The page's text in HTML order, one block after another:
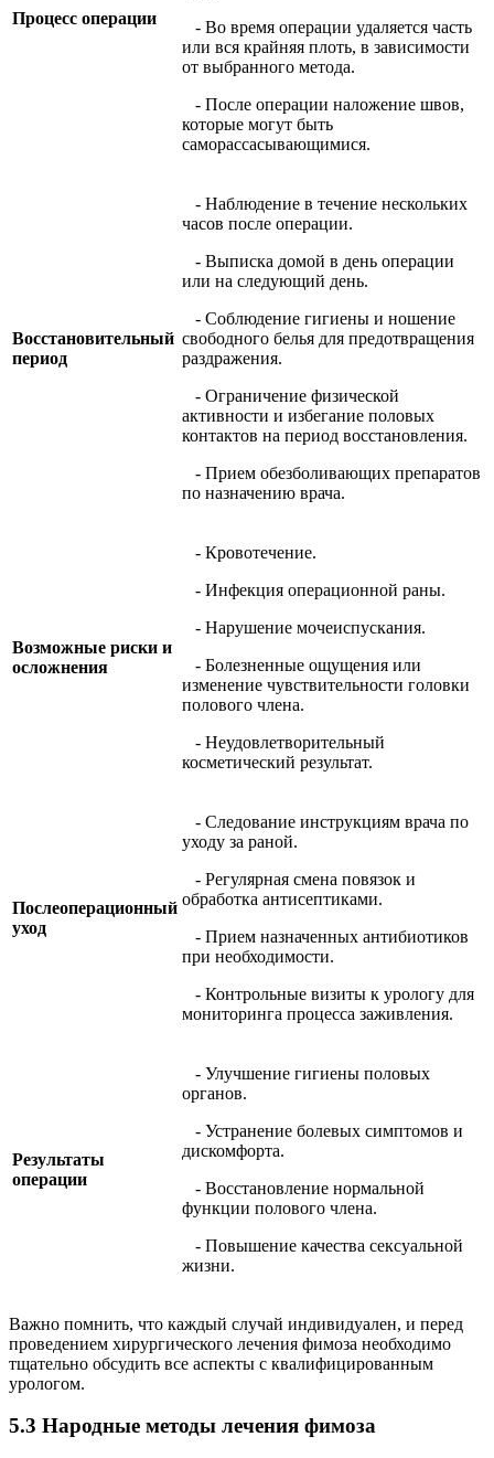
Процесс операции
- Во время операции удаляется часть
или вся крайняя плоть, в зависимости
от выбранного метода.
- После операции наложение швов,
которые могут быть
саморассасывающимися.
Восстановительный
период
- Наблюдение в течение нескольких
часов после операции.
- Выписка домой в день операции
или на следующий день.
- Соблюдение гигиены и ношение
свободного белья для предотвращения
раздражения.
- Ограничение физической
активности и избегание половых
контактов на период восстановления.
- Прием обезболивающих препаратов
по назначению врача.
Возможные риски и
осложнения
- Кровотечение.
- Инфекция операционной раны.
- Нарушение мочеиспускания.
- Болезненные ощущения или
изменение чувствительности головки
полового члена.
- Неудовлетворительный
косметический результат.
Послеоперационный
уход
- Следование инструкциям врача по
уходу за раной.
- Регулярная смена повязок и
обработка антисептиками.
- Прием назначенных антибиотиков
при необходимости.
- Контрольные визиты к урологу для
мониторинга процесса заживления.
Результаты
операции
- Улучшение гигиены половых
органов.
- Устранение болевых симптомов и
дискомфорта.
- Восстановление нормальной
функции полового члена.
- Повышение качества сексуальной
жизни.
Важно помнить, что каждый случай индивидуален, и перед
проведением хирургического лечения фимоза необходимо
тщательно обсудить все аспекты с квалифицированным
урологом.
5.3 Народные методы лечения фимоза